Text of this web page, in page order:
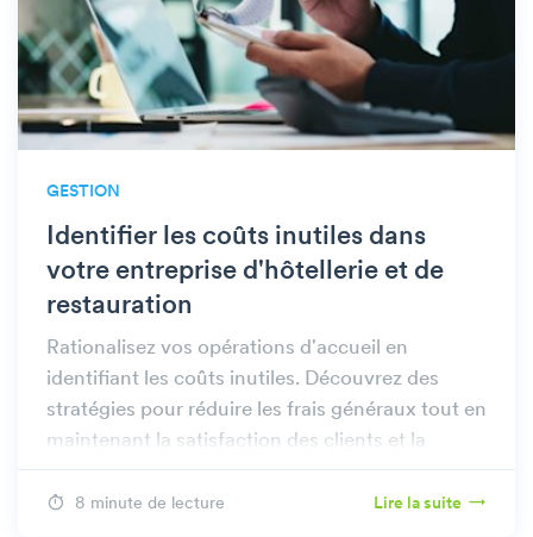
GESTION
Identifier les coûts inutiles dans
votre entreprise d'hôtellerie et de
restauration
Rationalisez vos opérations d'accueil en
identifiant les coûts inutiles. Découvrez des
stratégies pour réduire les frais généraux tout en
maintenant la satisfaction des clients et la
qualité du service.
8 minute de lecture Lire la suite